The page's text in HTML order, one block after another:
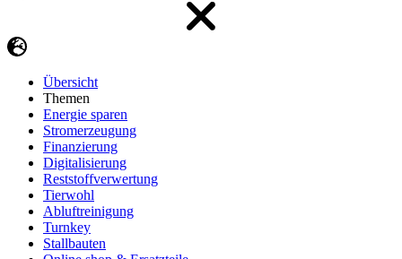
Übersicht
Themen
Energie sparen
Stromerzeugung
Finanzierung
Digitalisierung
Reststoffverwertung
Tierwohl
Abluftreinigung
Turnkey
Stallbauten